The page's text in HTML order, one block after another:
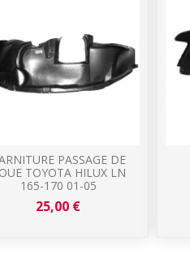
PASSAGE DE
TOYOTA HILUX LN
165-170 01-05
25,00 €